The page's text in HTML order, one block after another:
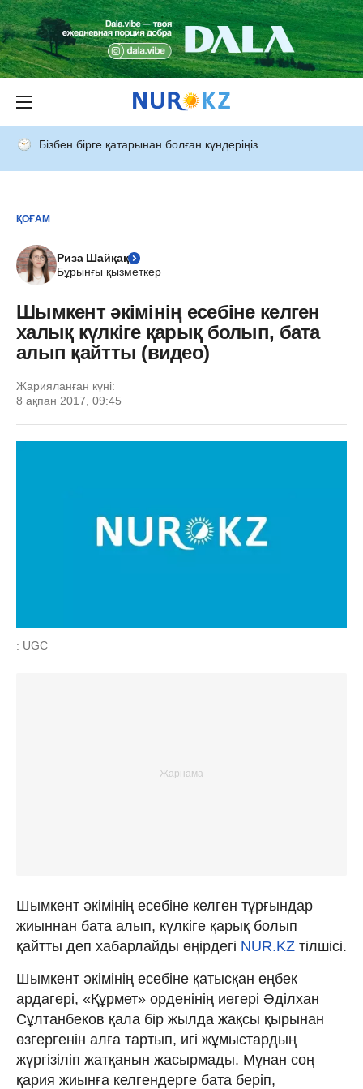
Бізбен бірге қатарынан болған күндеріңіз
ҚОҒАМ
Риза Шайқақ
Бұрынғы қызметкер
Шымкент әкімінің есебіне келген
халық күлкіге қарық болып, бата
алып қайтты (видео)
Жарияланған күні:
8 ақпан 2017, 09:45
: UGC
Шымкент әкімінің есебіне келген тұрғындар
жиыннан бата алып, күлкіге қарық болып
қайтты деп хабарлайды өңірдегі NUR.KZ тілшісі.
Шымкент әкімінің есебіне қатысқан еңбек
ардагері, «Құрмет» орденінің иегері Әділхан
Сұлтанбеков қала бір жылда жақсы қырынан
өзгергенін алға тартып, игі жұмыстардың
жүргізіліп жатқанын жасырмады. Мұнан соң
қария жиынға келгендерге бата беріп,